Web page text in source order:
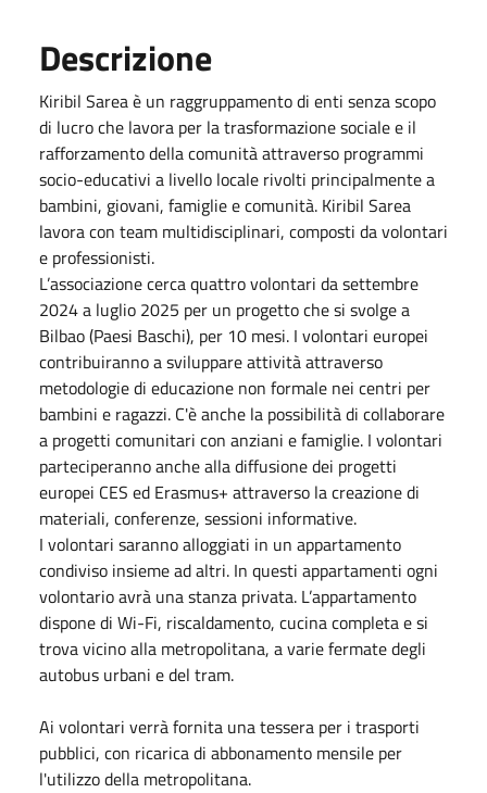
Descrizione
Kiribil Sarea è un raggruppamento di enti senza scopo
di lucro che lavora per la trasformazione sociale e il
rafforzamento della comunità attraverso programmi
socio-educativi a livello locale rivolti principalmente a
bambini, giovani, famiglie e comunità. Kiribil Sarea
lavora con team multidisciplinari, composti da volontari
e professionisti.
L’associazione cerca quattro volontari da settembre
2024 a luglio 2025 per un progetto che si svolge a
Bilbao (Paesi Baschi), per 10 mesi. I volontari europei
contribuiranno a sviluppare attività attraverso
metodologie di educazione non formale nei centri per
bambini e ragazzi. C'è anche la possibilità di collaborare
a progetti comunitari con anziani e famiglie. I volontari
parteciperanno anche alla diffusione dei progetti
europei CES ed Erasmus+ attraverso la creazione di
materiali, conferenze, sessioni informative.
I volontari saranno alloggiati in un appartamento
condiviso insieme ad altri. In questi appartamenti ogni
volontario avrà una stanza privata. L’appartamento
dispone di Wi-Fi, riscaldamento, cucina completa e si
trova vicino alla metropolitana, a varie fermate degli
autobus urbani e del tram.
Ai volontari verrà fornita una tessera per i trasporti
pubblici, con ricarica di abbonamento mensile per
l'utilizzo della metropolitana.